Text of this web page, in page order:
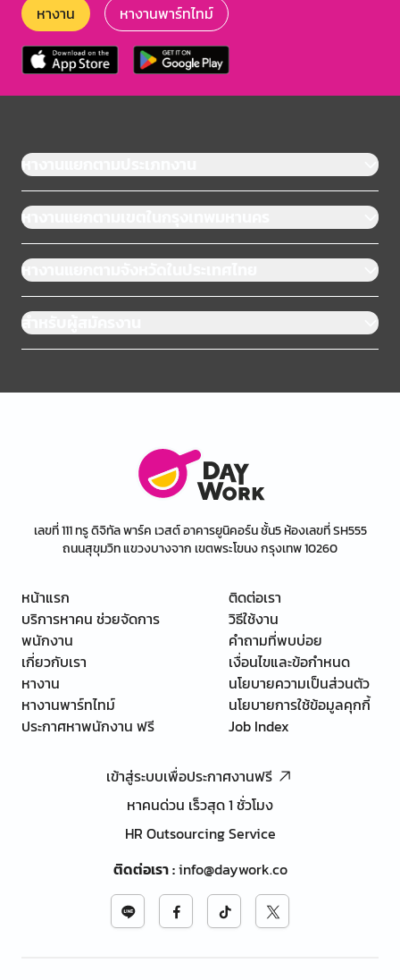
หางาน หางานพาร์ทไทม์
หางานแยกตามประเภทงาน
หางานแยกตามเขตในกรุงเทพมหานคร
หางานแยกตามจังหวัดในประเทศไทย
สำหรับผู้สมัครงาน
เลขที่ 111 ทรู ดิจิทัล พาร์ค เวสต์ อาคารยูนิคอร์น ชั้น5 ห้องเลขที่ SH555
ถนนสุขุมวิท แขวงบางจาก เขตพระโขนง กรุงเทพ 10260
หน้าแรก
บริการหาคน ช่วยจัดการ
พนักงาน
เกี่ยวกับเรา
หางาน
หางานพาร์ทไทม์
ประกาศหาพนักงาน ฟรี
ติดต่อเรา
วิธีใช้งาน
คำถามที่พบบ่อย
เงื่อนไขและข้อกำหนด
นโยบายความเป็นส่วนตัว
นโยบายการใช้ข้อมูลคุกกี้
Job Index
เข้าสู่ระบบเพื่อประกาศงานฟรี
หาคนด่วน เร็วสุด 1 ชั่วโมง
HR Outsourcing Service
ติดต่อเรา:info@daywork.co